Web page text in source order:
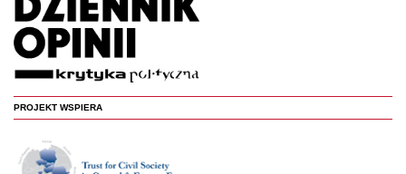
PROJEKT WSPIERA